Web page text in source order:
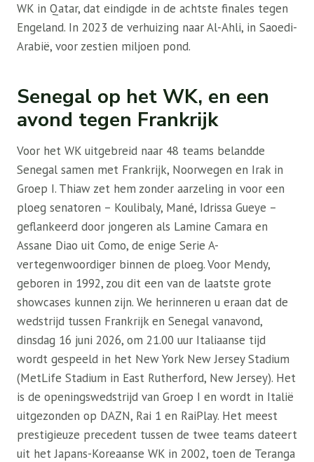
WK in Qatar, dat eindigde in de achtste finales tegen
Engeland. In 2023 de verhuizing naar Al-Ahli, in Saoedi-
Arabië, voor zestien miljoen pond.
Senegal op het WK, en een
avond tegen Frankrijk
Voor het WK uitgebreid naar 48 teams belandde
Senegal samen met Frankrijk, Noorwegen en Irak in
Groep I. Thiaw zet hem zonder aarzeling in voor een
ploeg senatoren – Koulibaly, Mané, Idrissa Gueye –
geflankeerd door jongeren als Lamine Camara en
Assane Diao uit Como, de enige Serie A-
vertegenwoordiger binnen de ploeg. Voor Mendy,
geboren in 1992, zou dit een van de laatste grote
showcases kunnen zijn. We herinneren u eraan dat de
wedstrijd tussen Frankrijk en Senegal vanavond,
dinsdag 16 juni 2026, om 21.00 uur Italiaanse tijd
wordt gespeeld in het New York New Jersey Stadium
(MetLife Stadium in East Rutherford, New Jersey). Het
is de openingswedstrijd van Groep I en wordt in Italië
uitgezonden op DAZN, Rai 1 en RaiPlay. Het meest
prestigieuze precedent tussen de twee teams dateert
uit het Japans-Koreaanse WK in 2002, toen de Teranga